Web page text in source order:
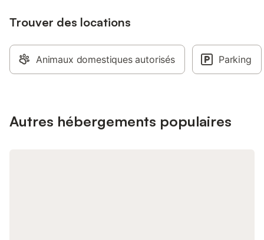
Trouver des locations
Animaux domestiques autorisés Parking
Autres hébergements populaires